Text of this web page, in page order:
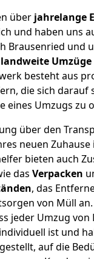
überjahrelange
und haben uns
Brausenried und
besteht aus
die sich darauf
eines Umzugs zu
über den
neuen Zuhause
bieten auch
das Verpacken
, das
von Müll
jeder Umzug von
ist und
auf die